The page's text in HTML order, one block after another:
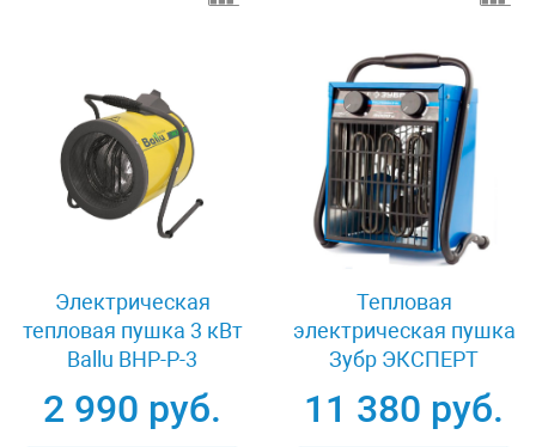
Электрическая
тепловая пушка 3 кВт
Ballu BHP-P-3
2 990 руб.
Тепловая
электрическая пушка
Зубр ЭКСПЕРТ
ЗТПЭ-24000-Ф_М2
11 380 руб.